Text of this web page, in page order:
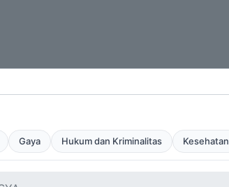
Gaya Hukum dan Kriminalitas Kesehatan